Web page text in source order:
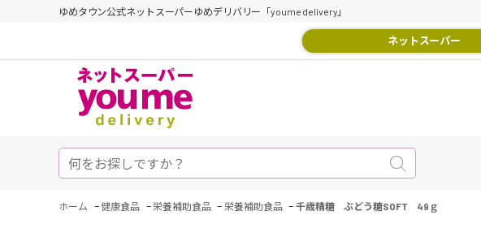
ゆめタウン公式ネットスーパーゆめデリバリー「youme delivery」
ネットスーパー
ホーム -健康食品 - 栄養補助食品 - 栄養補助食品 -千歳精糖 ぶどう糖SOFT 49ｇ